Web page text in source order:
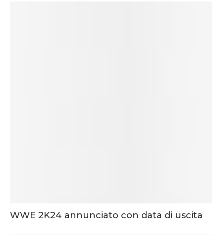
WWE 2K24 annunciato con data di uscita